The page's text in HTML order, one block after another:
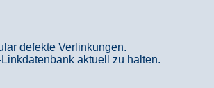
defekte Verlinkungen.
aktuell zu halten.